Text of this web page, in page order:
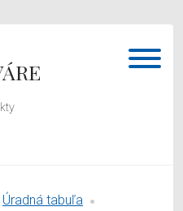
Úradná tabuľa